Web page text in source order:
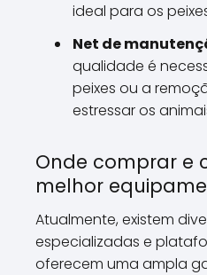
ideal para os
Net de
qualidade é
peixes ou a
estressar os
Onde comprar e
melhor
Atualmente, existem
especializadas e
oferecem uma ampla